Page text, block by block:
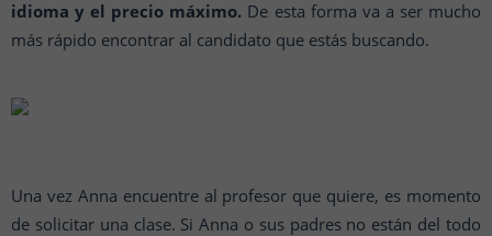
idioma y el precio máximo. De esta forma va a ser mucho
más rápido encontrar al candidato que estás buscando.
Una vez Anna encuentre al profesor que quiere, es momento
de solicitar una clase. Si Anna o sus padres no están del todo